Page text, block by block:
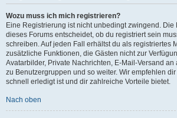
Wozu muss ich mich registrieren?
Eine Registrierung ist nicht unbedingt zwingend. Die
dieses Forums entscheidet, ob du registriert sein
schreiben. Auf jeden Fall erhältst du als registriertes
zusätzliche Funktionen, die Gästen nicht zur
Avatarbilder, Private Nachrichten, E-Mail-Versand an
zu Benutzergruppen und so weiter. Wir empfehlen
schnell erledigt ist und dir zahlreiche Vorteile bietet.
Nach oben